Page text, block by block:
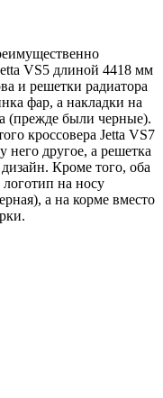
VS5 длиной 4418 мм
и решетки радиатора
фар, а накладки на
(прежде были черные).
кроссовера Jetta VS7
него другое, а решетка
Кроме того, оба
на носу
а на корме вместо